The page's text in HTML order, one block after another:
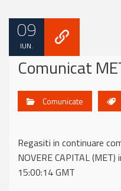
09
IUN.
Comunicat
Comunicate
Regasiti in continuare
NOVERE CAPITAL
15:00:14 GMT